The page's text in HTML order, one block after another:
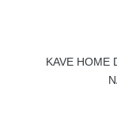
KAVE HOME